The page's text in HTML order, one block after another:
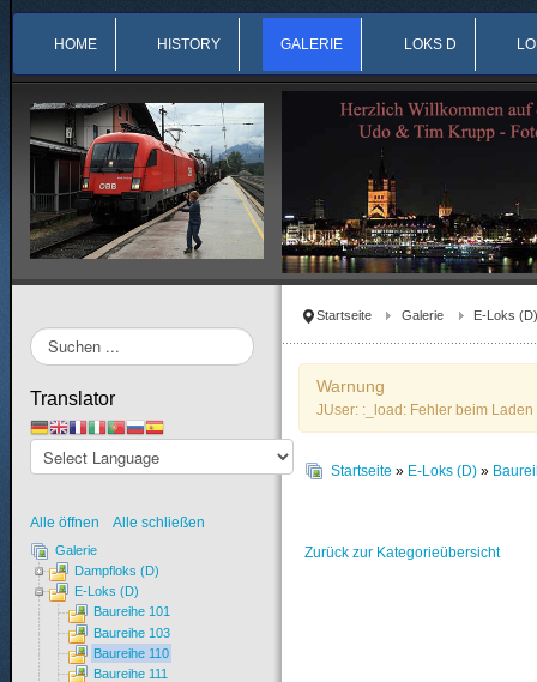
HOME HISTORY GALERIE LOKS D
Startseite Galerie E-Loks (D)
Warnung
JUser: :_load: Fehler beim
Startseite » E-Loks (D) »
Zurück zur Kategorieübersicht
Suchen
...
Translator
Alle öffnen Alle schließen
Galerie
Dampfloks (D)
E-Loks (D)
Baureihe 101
Baureihe 103
Baureihe 110
Baureihe 111